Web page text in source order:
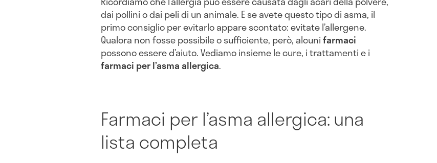
dai pollini o dai peli di un animale. E se avete questo tipo di asma, il
primo consiglio per evitarlo appare scontato: evitate l’allergene.
Qualora non fosse possibile o sufficiente, però, alcunifarmaci
possono essere d’aiuto. Vediamo insieme le cure, i trattamenti e i
farmaci per l’asma allergica.
Farmaci per l’asma allergica: una
lista completa